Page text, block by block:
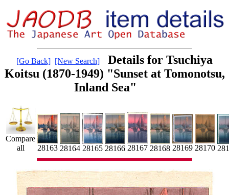
[Go Back] [New Search]
Details for Tsuchiya
Koitsu (1870-1949) "Sunset at Tomonotsu,
Inland Sea"
Compare
all
28163 28164 28165 28166 28167 28168 28169 28170